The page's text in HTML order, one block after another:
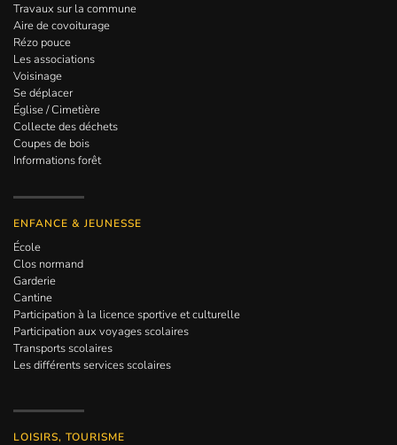
Travaux sur la commune
Aire de covoiturage
Rézo pouce
Les associations
Voisinage
Se déplacer
Église / Cimetière
Collecte des déchets
Coupes de bois
Informations forêt
ENFANCE & JEUNESSE
École
Clos normand
Garderie
Cantine
Participation à la licence sportive et culturelle
Participation aux voyages scolaires
Transports scolaires
Les différents services scolaires
LOISIRS, TOURISME